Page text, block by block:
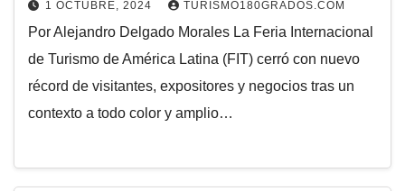
1 OCTUBRE, 2024 TURISMO180GRADOS.COM
Por Alejandro Delgado Morales La Feria Internacional
de Turismo de América Latina (FIT) cerró con nuevo
récord de visitantes, expositores y negocios tras un
contexto a todo color y amplio…